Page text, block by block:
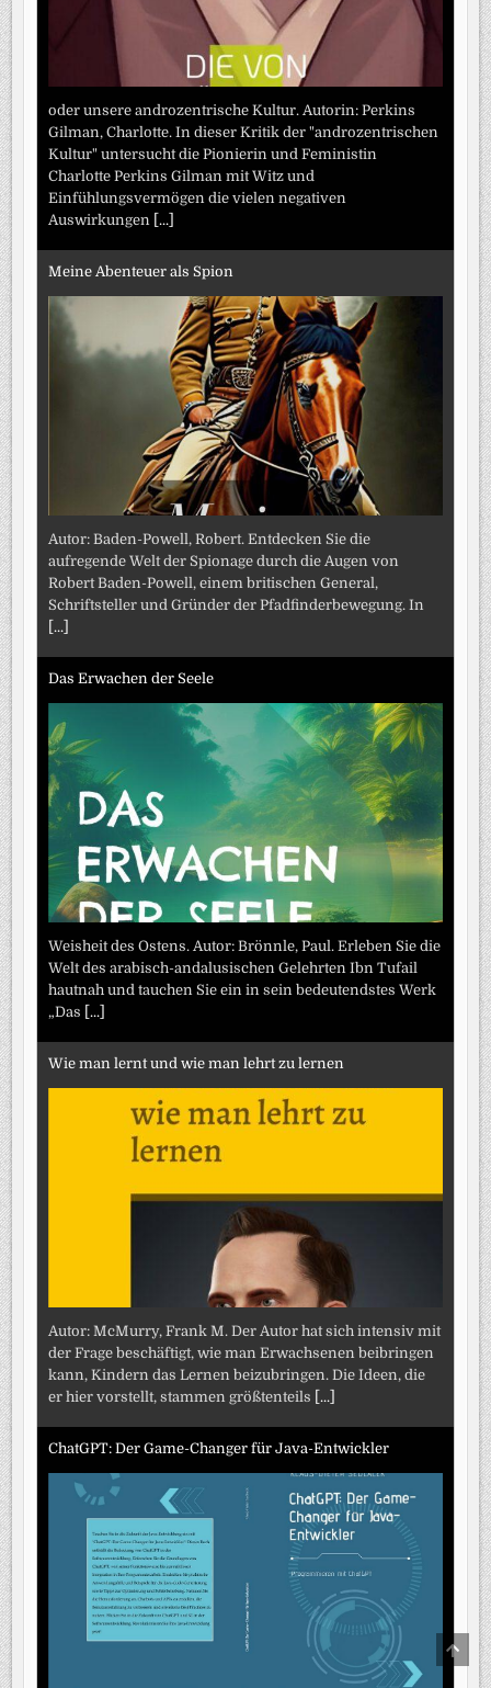
oder unsere androzentrische Kultur. Autorin: Perkins
Gilman, Charlotte. In dieser Kritik der "androzentrischen
Kultur" untersucht die Pionierin und Feministin
Charlotte Perkins Gilman mit Witz und
Einfühlungsvermögen die vielen negativen
Auswirkungen [...]
Meine Abenteuer als Spion
Autor: Baden-Powell, Robert. Entdecken Sie die
aufregende Welt der Spionage durch die Augen von
Robert Baden-Powell, einem britischen General,
Schriftsteller und Gründer der Pfadfinderbewegung. In
[...]
Das Erwachen der Seele
Weisheit des Ostens. Autor: Brönnle, Paul. Erleben Sie die
Welt des arabisch-andalusischen Gelehrten Ibn Tufail
hautnah und tauchen Sie ein in sein bedeutendstes Werk
„Das [...]
Wie man lernt und wie man lehrt zu lernen
Autor: McMurry, Frank M. Der Autor hat sich intensiv mit
der Frage beschäftigt, wie man Erwachsenen beibringen
kann, Kindern das Lernen beizubringen. Die Ideen, die
er hier vorstellt, stammen größtenteils [...]
ChatGPT: Der Game-Changer für Java-Entwickler
TO
TOP